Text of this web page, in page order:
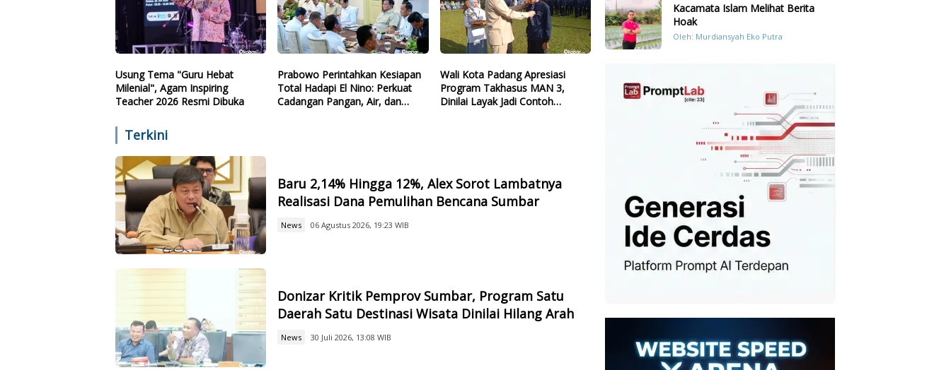
Usung Tema "Guru Hebat
Milenial", Agam Inspiring
Teacher 2026 Resmi Dibuka
Prabowo Perintahkan Kesiapan
Total Hadapi El Nino: Perkuat
Cadangan Pangan, Air, dan
Wali Kota Padang Apresiasi
Program Takhasus MAN 3,
Dinilai Layak Jadi Contoh
Terkini
Baru 2,14% Hingga 12%, Alex Sorot Lambatnya
Realisasi Dana Pemulihan Bencana Sumbar
News 06 Agustus 2026, 19:23 WIB
Donizar Kritik Pemprov Sumbar, Program Satu
Daerah Satu Destinasi Wisata Dinilai Hilang Arah
News 30 Juli 2026, 13:08 WIB
Kacamata Islam Melihat Berita
Hoak
Oleh: Murdiansyah Eko Putra